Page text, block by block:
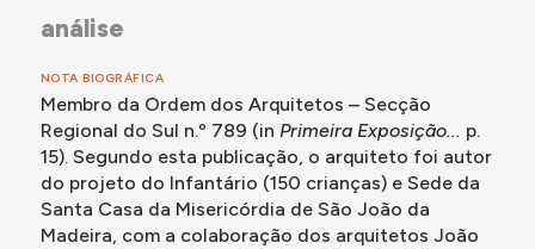
análise
NOTA BIOGRÁFICA
Membro da Ordem dos Arquitetos – Secção
Regional do Sul n.º 789 (in Primeira Exposição... p.
15). Segundo esta publicação, o arquiteto foi autor
do projeto do Infantário (150 crianças) e Sede da
Santa Casa da Misericórdia de São João da
Madeira, com a colaboração dos arquitetos João